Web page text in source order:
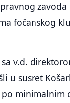
zavoda
fočanskog
v.d.
u susret
minimalnim